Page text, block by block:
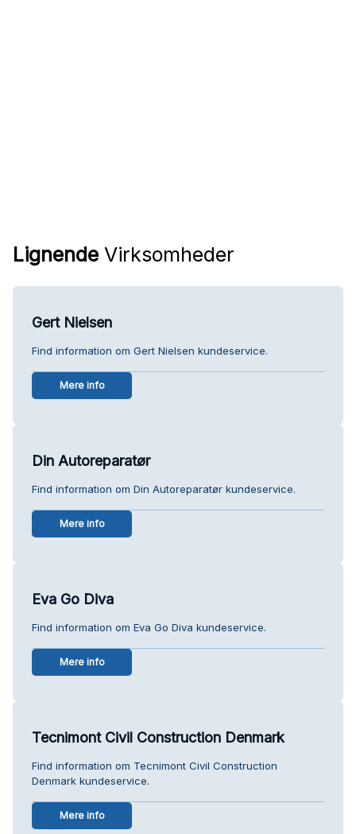
Lignende Virksomheder
Gert Nielsen
Find information om Gert Nielsen kundeservice.
Mere info
Din Autoreparatør
Find information om Din Autoreparatør kundeservice.
Mere info
Eva Go Diva
Find information om Eva Go Diva kundeservice.
Mere info
Tecnimont Civil Construction Denmark
Find information om Tecnimont Civil Construction
Denmark kundeservice.
Mere info